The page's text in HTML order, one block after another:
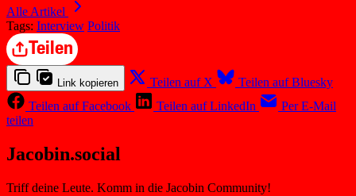
Alle Artikel
Tags: Interview Politik
Teilen
Link kopieren Teilen auf X
Teilen auf Bluesky
Teilen auf Facebook
Teilen auf LinkedIn
Per E-Mail
teilen
Jacobin.social
Triff deine Leute. Komm in die Jacobin Community!